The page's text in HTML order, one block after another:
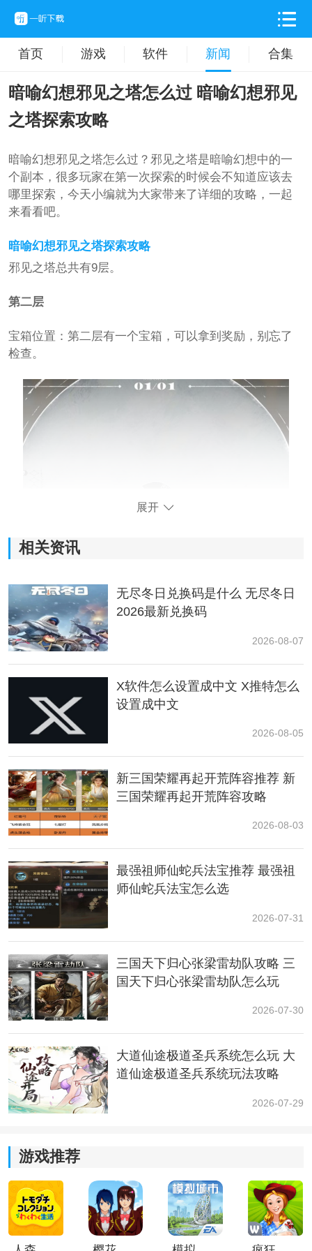
首页 游戏 软件 新闻 合集
暗喻幻想邪见之塔怎么过 暗喻幻想邪见
之塔探索攻略
暗喻幻想邪见之塔怎么过？邪见之塔是暗喻幻想中的一
个副本，很多玩家在第一次探索的时候会不知道应该去
哪里探索，今天小编就为大家带来了详细的攻略，一起
来看看吧。
暗喻幻想邪见之塔探索攻略
邪见之塔总共有9层。
第二层
宝箱位置：第二层有一个宝箱，可以拿到奖励，别忘了
检查。
第三层
宝箱提示：这一层有四个宝箱，其中两个位于楼梯中间
掉。
第五层
黄金虫：第五层有一个黄金虫可以获得。记得仔细找
找，别错过了这个重要的道具。
第八层：BOSS战(兽人强者)
展开
相关资讯
无尽冬日兑换码是什么 无尽冬日
2026最新兑换码
2026-08-07
X软件怎么设置成中文 X推特怎么
设置成中文
2026-08-05
新三国荣耀再起开荒阵容推荐 新
三国荣耀再起开荒阵容攻略
2026-08-03
最强祖师仙蛇兵法宝推荐 最强祖
师仙蛇兵法宝怎么选
2026-07-31
三国天下归心张梁雷劫队攻略 三
国天下归心张梁雷劫队怎么玩
2026-07-30
大道仙途极道圣兵系统怎么玩 大
道仙途极道圣兵系统玩法攻略
2026-07-29
游戏推荐